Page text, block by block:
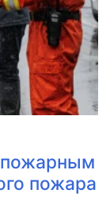
пожарным
пожара